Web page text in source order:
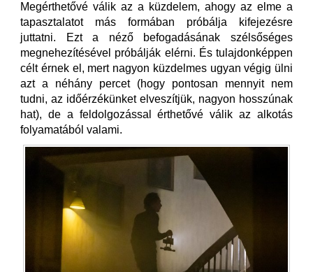
Megérthetővé válik az a küzdelem, ahogy az elme a
tapasztalatot más formában próbálja kifejezésre
juttatni. Ezt a néző befogadásának szélsőséges
megnehezítésével próbálják elérni. És tulajdonképpen
célt érnek el, mert nagyon küzdelmes ugyan végig ülni
azt a néhány percet (hogy pontosan mennyit nem
tudni, az időérzékünket elveszítjük, nagyon hosszúnak
hat), de a feldolgozással érthetővé válik az alkotás
folyamatából valami.